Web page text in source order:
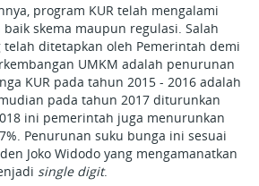
program KUR telah mengalami
skema maupun regulasi. Salah
ditetapkan oleh Pemerintah demi
UMKM adalah penurunan
KUR pada tahun 2015 - 2016 adalah
pada tahun 2017 diturunkan
ini pemerintah juga menurunkan
Penurunan suku bunga ini sesuai
Joko Widodo yang mengamanatkan
single digit.